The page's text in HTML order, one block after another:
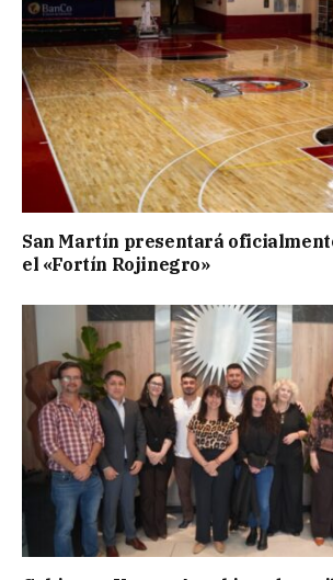
San Martín presentará
el «Fortín Rojinegro»